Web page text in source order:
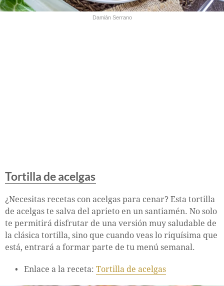
Damián Serrano
Tortilla de acelgas
¿Necesitas recetas con acelgas para cenar? Esta tortilla
de acelgas te salva del aprieto en un santiamén. No solo
te permitirá disfrutar de una versión muy saludable de
la clásica tortilla, sino que cuando veas lo riquísima que
está, entrará a formar parte de tu menú semanal.
Enlace a la receta: Tortilla de acelgas